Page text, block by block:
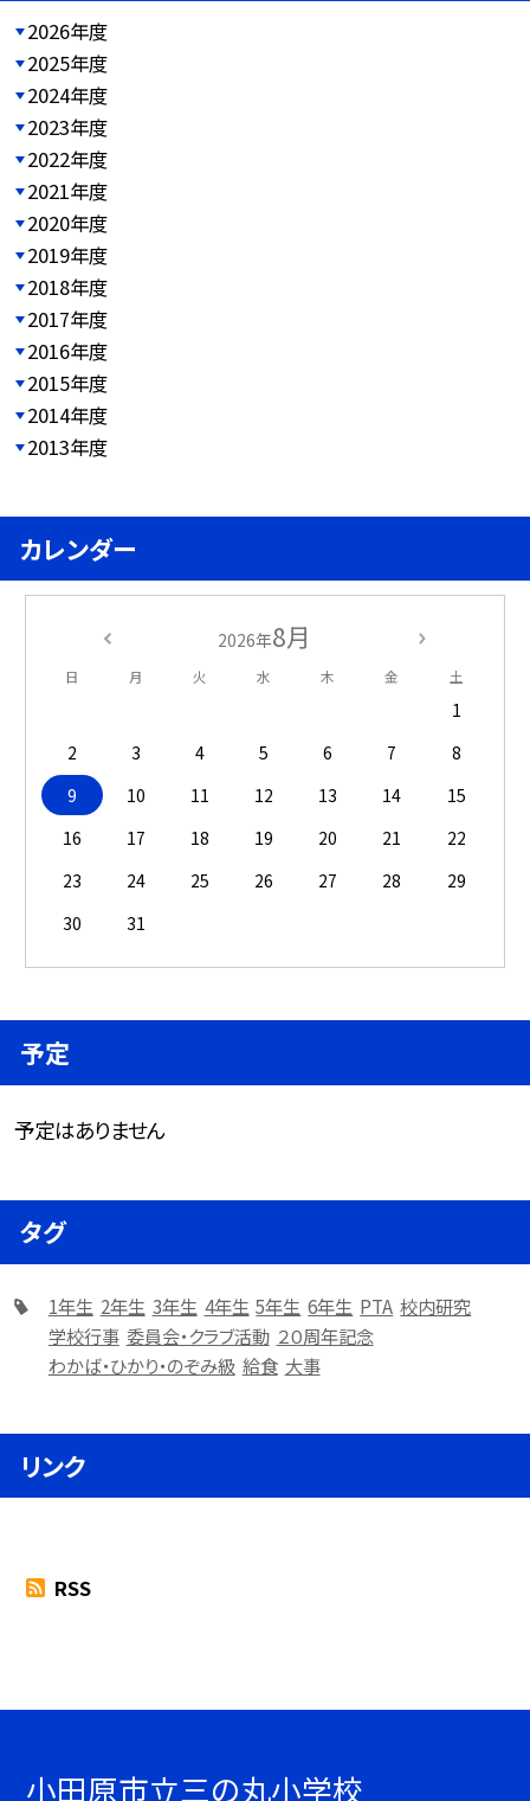
2026年度
2025年度
2024年度
2023年度
2022年度
2021年度
2020年度
2019年度
2018年度
2017年度
2016年度
2015年度
2014年度
2013年度
カレンダー
2026年8月
日 月 火 水 木 金 土
1
2
3 4 5 6 7
8
9
10 11 12 13 14
15
16
17 18 19 20 21
22
23
24 25 26 27 28
29
30
31
予定
予定はありません
タグ
1年生 2年生 3年生 4年生 5年生 6年生 PTA 校内研究
学校行事 委員会・クラブ活動 ２０周年記念
わかば・ひかり・のぞみ級 給食 大事
リンク
RSS
小田原市立三の丸小学校